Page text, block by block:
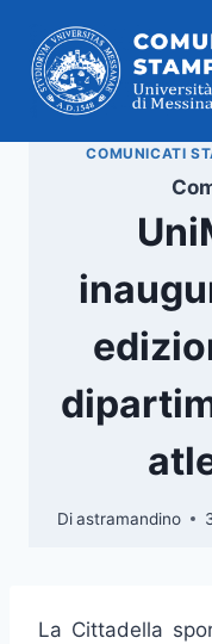
contenuto
COMUNICATI
Diastramandino
La Cittadella